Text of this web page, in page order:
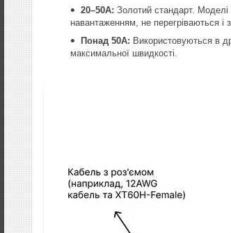
20–50А: Золотий стандарт. Моделі
навантаженням, не перегріваються і
Понад 50А: Використовуються в
максимальної швидкості.